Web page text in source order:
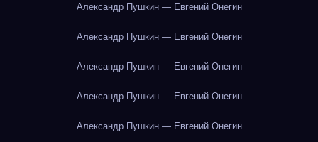
Александр Пушкин — Евгений Онегин
Александр Пушкин — Евгений Онегин
Александр Пушкин — Евгений Онегин
Александр Пушкин — Евгений Онегин
Александр Пушкин — Евгений Онегин